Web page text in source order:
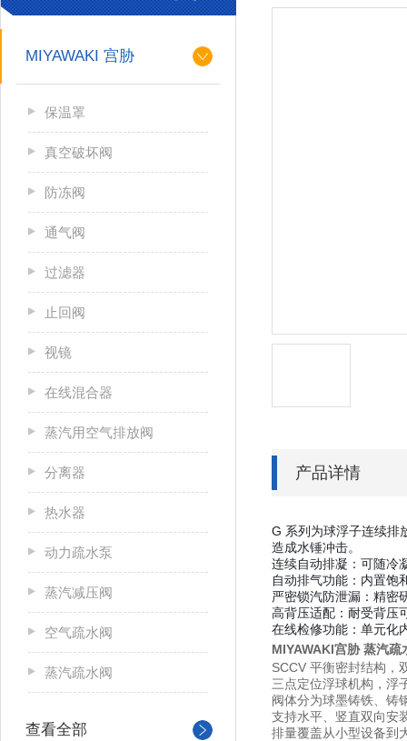
MIYAWAKI 宫胁
保温罩
真空破坏阀
防冻阀
通气阀
过滤器
止回阀
视镜
在线混合器
蒸汽用空气排放阀
分离器
热水器
动力疏水泵
蒸汽减压阀
空气疏水阀
蒸汽疏水阀
查看全部
产品详情
G 系列为球浮子连续排
造成水锤冲击。
连续自动排凝 ：可随冷
自动排气功能 ：内置
严密锁汽防泄漏 ：精密
高背压适配 ：耐受背
在线检修功能 ：单元化
MIYAWAKI宫胁 蒸汽疏
SCCV 平衡密封结构 ，
三点定位浮球机构 ，浮
阀体分为球墨铸铁、铸
支持水平、竖直双向安
排量覆盖从小型设备到